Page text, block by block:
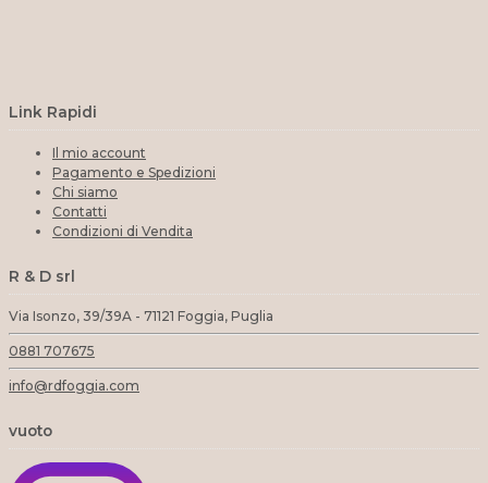
Link Rapidi
Il mio account
Pagamento e Spedizioni
Chi siamo
Contatti
Condizioni di Vendita
R & D srl
Via Isonzo, 39/39A - 71121 Foggia, Puglia
0881 707675
info@rdfoggia.com
vuoto